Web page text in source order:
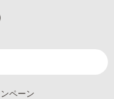
ペーン